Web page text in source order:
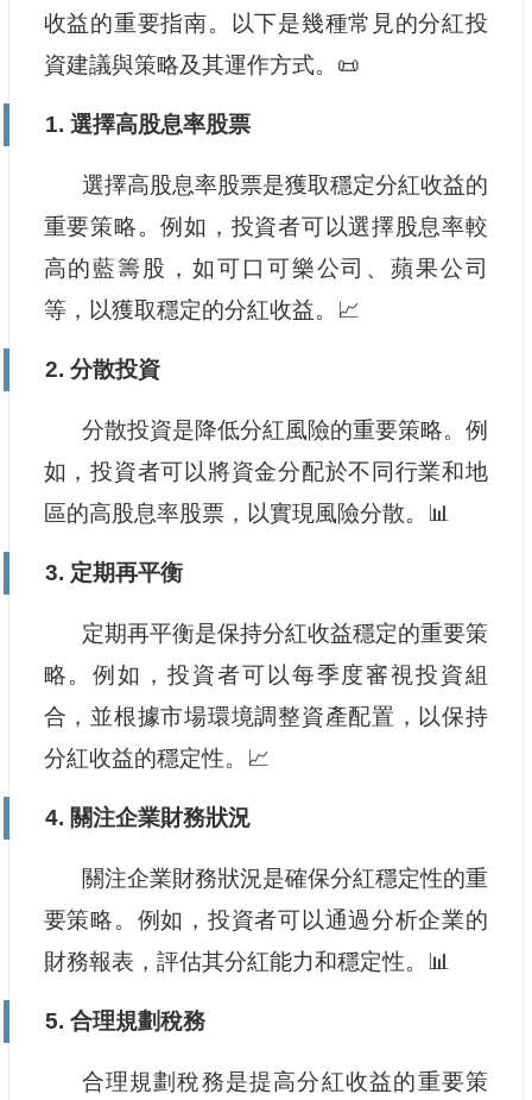
收益的重要指南。以下是幾種常見的分紅投
資建議與策略及其運作方式。📜
1. 選擇高股息率股票
選擇高股息率股票是獲取穩定分紅收益的
重要策略。例如，投資者可以選擇股息率較
高的藍籌股，如可口可樂公司、蘋果公司
等，以獲取穩定的分紅收益。📈
2. 分散投資
分散投資是降低分紅風險的重要策略。例
如，投資者可以將資金分配於不同行業和地
區的高股息率股票，以實現風險分散。📊
3. 定期再平衡
定期再平衡是保持分紅收益穩定的重要策
略。例如，投資者可以每季度審視投資組
合，並根據市場環境調整資產配置，以保持
分紅收益的穩定性。📈
4. 關注企業財務狀況
關注企業財務狀況是確保分紅穩定性的重
要策略。例如，投資者可以通過分析企業的
財務報表，評估其分紅能力和穩定性。📊
5. 合理規劃稅務
合理規劃稅務是提高分紅收益的重要策